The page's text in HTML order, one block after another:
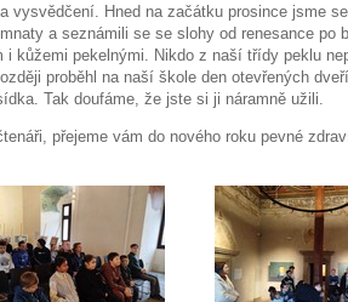
vysvědčení. Hned na začátku prosince jsme
a seznámili se se slohy od renesance
i kůžemi pekelnými. Nikdo z naší třídy peklu
proběhl na naší škole den otevřených
Tak doufáme, že jste si ji náramně užili.
přejeme vám do nového roku pevné